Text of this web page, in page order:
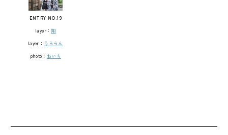
ENTRY NO.19
layer：翔
layer： うららん
photo： わいち